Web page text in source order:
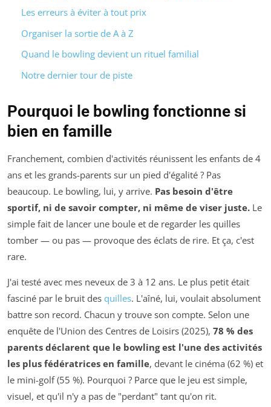
Les erreurs à éviter à tout prix
Organiser la sortie de A à Z
Quand le bowling devient un rituel familial
Notre dernier tour de piste
Pourquoi le bowling fonctionne si
bien en famille
Franchement, combien d'activités réunissent les enfants de 4
ans et les grands-parents sur un pied d'égalité ? Pas
beaucoup. Le bowling, lui, y arrive. Pas besoin d'être
sportif, ni de savoir compter, ni même de viser juste. Le
simple fait de lancer une boule et de regarder les quilles
tomber — ou pas — provoque des éclats de rire. Et ça, c'est
rare.
J'ai testé avec mes neveux de 3 à 12 ans. Le plus petit était
fasciné par le bruit des quilles. L'aîné, lui, voulait absolument
battre son record. Chacun y trouve son compte. Selon une
enquête de l'Union des Centres de Loisirs (2025), 78 % des
parents déclarent que le bowling est l'une des activités
les plus fédératrices en famille, devant le cinéma (62 %) et
le mini-golf (55 %). Pourquoi ? Parce que le jeu est simple,
visuel, et qu'il n'y a pas de "perdant" tant qu'on rit.